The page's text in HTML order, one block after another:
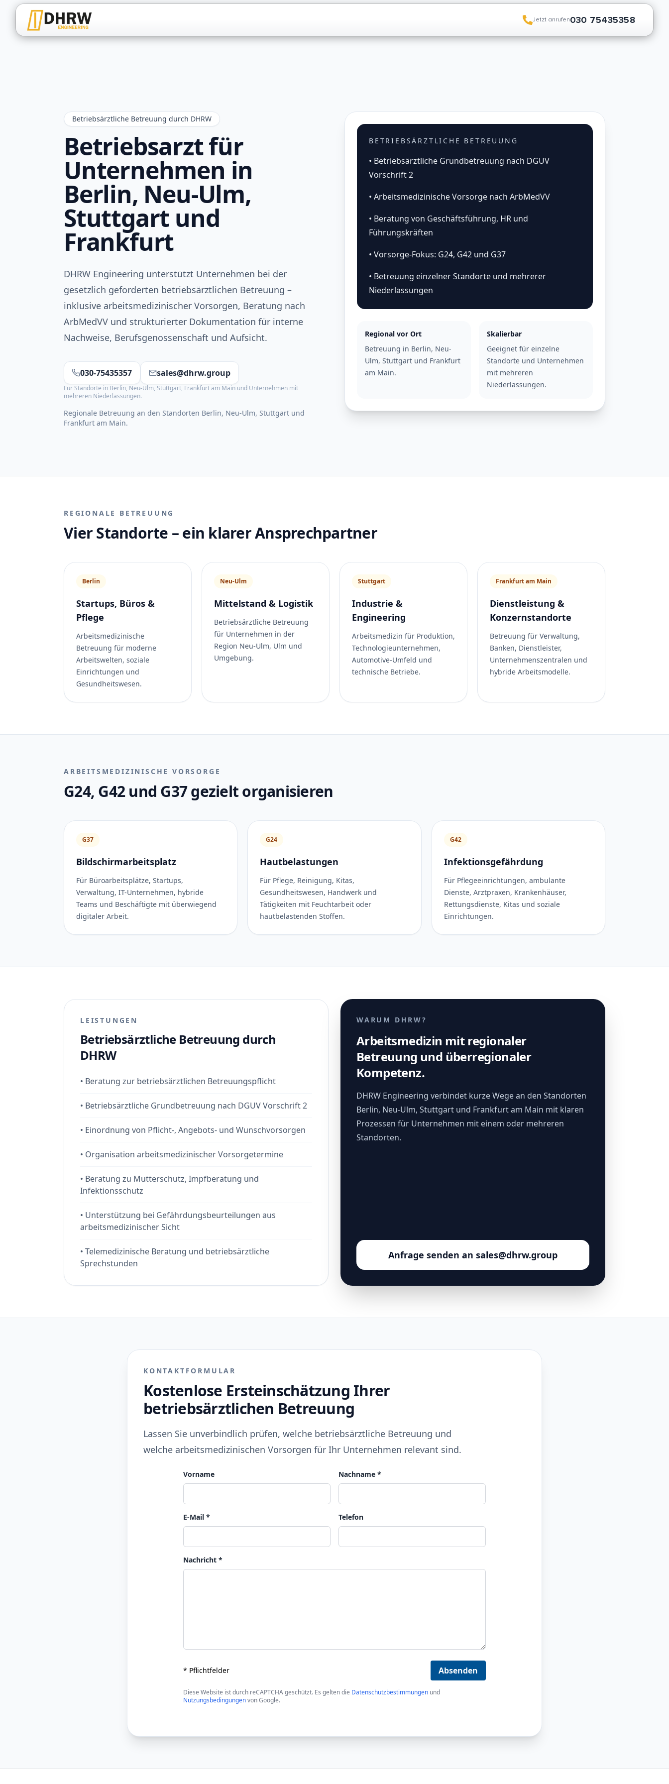
Jetzt anrufen030 75435358
Betriebsärztliche Betreuung durch DHRW
Betriebsarzt für
Unternehmen in
Berlin, Neu-Ulm,
Stuttgart und
Frankfurt
DHRW Engineering unterstützt Unternehmen bei der
gesetzlich geforderten betriebsärztlichen Betreuung –
inklusive arbeitsmedizinischer Vorsorgen, Beratung nach
ArbMedVV und strukturierter Dokumentation für interne
Nachweise, Berufsgenossenschaft und Aufsicht.
030-75435357 sales@dhrw.group
Für Standorte in Berlin, Neu-Ulm, Stuttgart, Frankfurt am Main und Unternehmen mit
mehreren Niederlassungen.
Regionale Betreuung an den Standorten Berlin, Neu-Ulm, Stuttgart und
Frankfurt am Main.
BETRIEBSÄRZTLICHE BETREUUNG
• Betriebsärztliche Grundbetreuung nach DGUV
Vorschrift 2
• Arbeitsmedizinische Vorsorge nach ArbMedVV
• Beratung von Geschäftsführung, HR und
Führungskräften
• Vorsorge-Fokus: G24, G42 und G37
• Betreuung einzelner Standorte und mehrerer
Niederlassungen
Regional vor Ort
Betreuung in Berlin, Neu-
Ulm, Stuttgart und Frankfurt
am Main.
Skalierbar
Geeignet für einzelne
Standorte und Unternehmen
mit mehreren
Niederlassungen.
REGIONALE BETREUUNG
Vier Standorte – ein klarer Ansprechpartner
Berlin
Startups, Büros &
Pflege
Arbeitsmedizinische
Betreuung für moderne
Arbeitswelten, soziale
Einrichtungen und
Gesundheitswesen.
Neu-Ulm
Mittelstand & Logistik
Betriebsärztliche Betreuung
für Unternehmen in der
Region Neu-Ulm, Ulm und
Umgebung.
Stuttgart
Industrie &
Engineering
Arbeitsmedizin für Produktion,
Technologieunternehmen,
Automotive-Umfeld und
technische Betriebe.
Frankfurt am Main
Dienstleistung &
Konzernstandorte
Betreuung für Verwaltung,
Banken, Dienstleister,
Unternehmenszentralen und
hybride Arbeitsmodelle.
ARBEITSMEDIZINISCHE VORSORGE
G24, G42 und G37 gezielt organisieren
G37
Bildschirmarbeitsplatz
Für Büroarbeitsplätze, Startups,
Verwaltung, IT-Unternehmen, hybride
Teams und Beschäftigte mit überwiegend
digitaler Arbeit.
G24
Hautbelastungen
Für Pflege, Reinigung, Kitas,
Gesundheitswesen, Handwerk und
Tätigkeiten mit Feuchtarbeit oder
hautbelastenden Stoffen.
G42
Infektionsgefährdung
Für Pflegeeinrichtungen, ambulante
Dienste, Arztpraxen, Krankenhäuser,
Rettungsdienste, Kitas und soziale
Einrichtungen.
LEISTUNGEN
Betriebsärztliche Betreuung durch
DHRW
• Beratung zur betriebsärztlichen Betreuungspflicht
• Betriebsärztliche Grundbetreuung nach DGUV Vorschrift 2
• Einordnung von Pflicht-, Angebots- und Wunschvorsorgen
• Organisation arbeitsmedizinischer Vorsorgetermine
• Beratung zu Mutterschutz, Impfberatung und
Infektionsschutz
• Unterstützung bei Gefährdungsbeurteilungen aus
arbeitsmedizinischer Sicht
• Telemedizinische Beratung und betriebsärztliche
Sprechstunden
WARUM DHRW?
Arbeitsmedizin mit regionaler
Betreuung und überregionaler
Kompetenz.
DHRW Engineering verbindet kurze Wege an den Standorten
Berlin, Neu-Ulm, Stuttgart und Frankfurt am Main mit klaren
Prozessen für Unternehmen mit einem oder mehreren
Standorten.
Anfrage senden an sales@dhrw.group
KONTAKTFORMULAR
Kostenlose Ersteinschätzung Ihrer
betriebsärztlichen Betreuung
Lassen Sie unverbindlich prüfen, welche betriebsärztliche Betreuung und
welche arbeitsmedizinischen Vorsorgen für Ihr Unternehmen relevant sind.
Vorname Nachname *
E‑Mail * Telefon
Nachricht *
* Pflichtfelder Absenden
Diese Website ist durch reCAPTCHA geschützt. Es gelten die Datenschutzbestimmungen und
Nutzungsbedingungenvon Google.